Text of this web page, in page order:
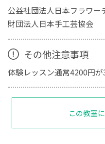
公益社団法人日本フラワー
財団法人日本手工芸協会
その他注意事項
体験レッスン通常4200円が
この教室